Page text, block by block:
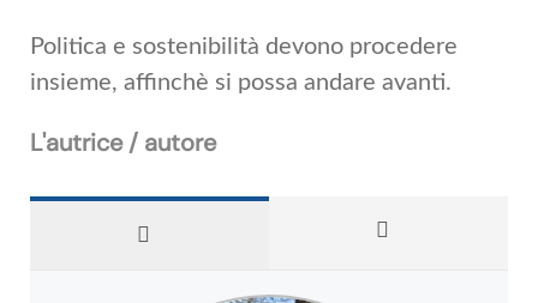
Politica e sostenibilità devono procedere
insieme, affinchè si possa andare avanti.
L'autrice / autore